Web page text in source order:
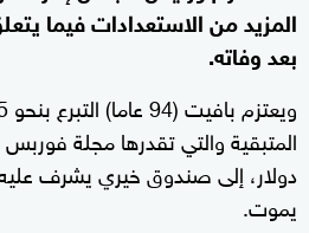
المزيد من الاستعدادات فيما
بعد وفاته.
دولار، إلى صندوق خيري يشرف عليه
يموت.